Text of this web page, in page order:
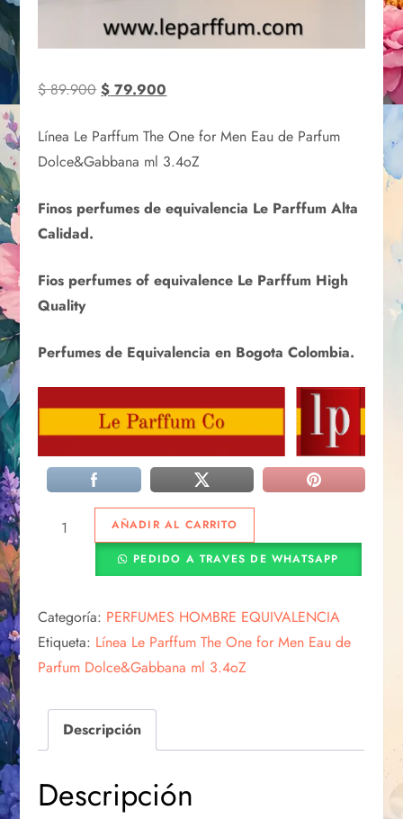
$89.900 $ 79.900
Línea Le Parffum The One for Men Eau de Parfum
Dolce&Gabbana ml 3.4oZ
Finos perfumes de equivalencia Le Parffum Alta
Calidad.
Fios perfumes of equivalence Le Parffum High
Quality
Perfumes de Equivalencia en Bogota Colombia.
AÑADIR AL CARRITO
PEDIDO A TRAVES DE WHATSAPP
Categoría: PERFUMES HOMBRE EQUIVALENCIA
Etiqueta: Línea Le Parffum The One for Men Eau de
Parfum Dolce&Gabbana ml 3.4oZ
Descripción
Descripción